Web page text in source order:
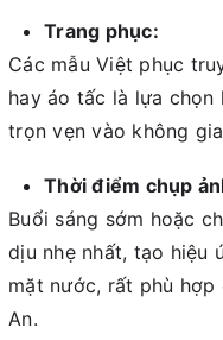
Trang phục:
Các mẫu Việt phục
hay áo tấc là lựa
trọn vẹn vào không
Thời điểm chụp
Buổi sáng sớm hoặc
dịu nhẹ nhất, tạo hiệu
mặt nước, rất phù hợp
An.